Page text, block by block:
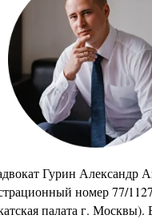
Гурин Александр
номер 77/
палата г. Москвы).